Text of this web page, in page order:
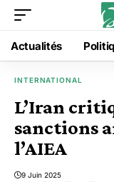
Actualités
INTERNATIONAL
L’Iran
sanctions
l’AIEA
9 Juin 2025